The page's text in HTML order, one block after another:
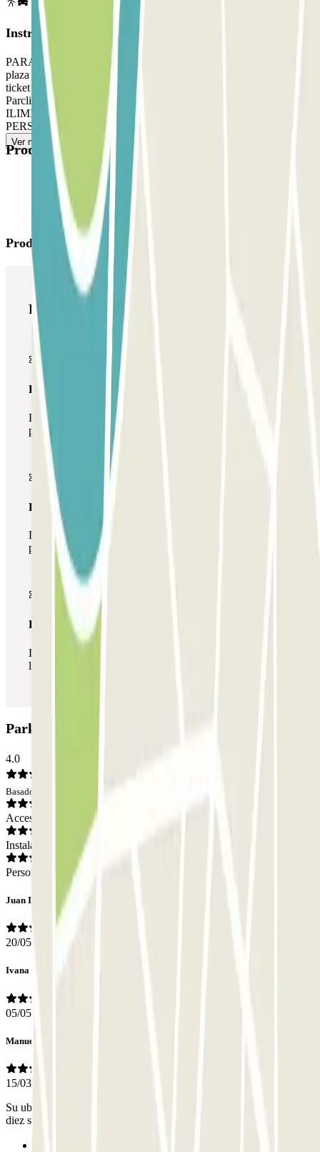
Instrucciones
PARA ABRIR LA BARRERA: coge el ticket. Aparca en cualquier
plaza libre. Ve a la cabina de control con tu reserva Parclick y el
ticket PARA SALIR: ve a la cabina de control con tu reserva
Parclick. SI TU PASE PERMITE ENTRADAS Y SALIDAS
ILIMITADAS: utiliza el ticket para entrar y salir. SI NO HAY
PERSONAL: llama al interfono.
Ver más
Productos disponibles
Productos de Parclick
Productos de Parclick
Pase básico
Durante tu estancia podrás entrar y salir una única vez al
parking
Pase multiparking
Durante tu estancia podrás hacer uso de toda la red de
parkings de este operador disponibles en Parclick.
Pase ilimitado
Durante tu estancia podrás entrar y salir del parking todas
las veces que quieras.
Parking Los Nogales - Pacífico: Opiniones
4.0
Basado en 36 opiniones
Acceso
Instalaciones
Personal
Juan Ignacio
20/05/2026
Ivana
05/05/2026
Manuel Angel
15/03/2026
Su ubicación, la facilidad de uso y la chica que me atendio son de
diez sobre diez. Lo volveré a usar sin duda.